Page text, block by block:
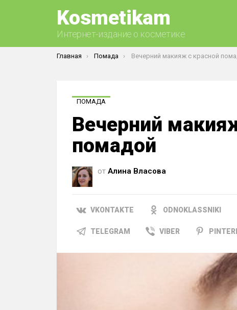
Kosmetikam
Интернет-издание о косметике
Вы здесь:
Главная Помада Вечерний макияж с красной
ПОМАДА
Вечерний
помадой
от Алина Власова
VKONTAKTE ODNOKLASSNIKI
TELEGRAM VIBER